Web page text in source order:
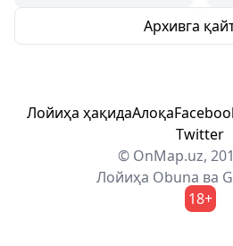
Архивга
Лойиҳа ҳақидаАлоқа
Twitter
© OnMap.uz,
Лойиҳа Obuna ва
18+